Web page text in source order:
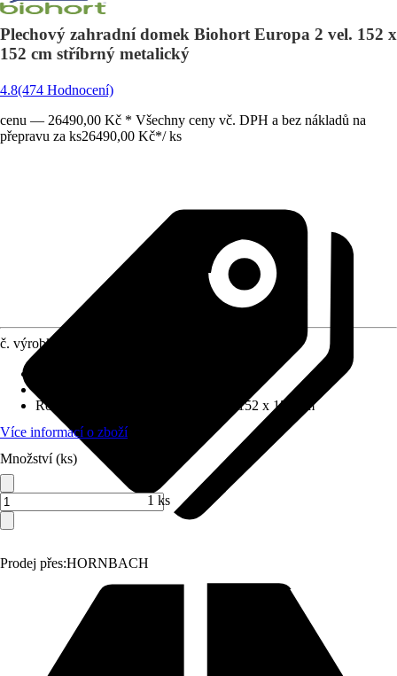
Plechový zahradní domek Biohort Europa 2 vel. 152 x
152 cm stříbrný metalický
4.8(474 Hodnocení)
cenu — 26490,00 Kč * Všechny ceny vč. DPH a bez nákladů na
přepravu za ks26490,00 Kč*/ ks
Prodej přes:HORNBACH
č. výrobku
Rozměry š x h bez přesahu střechy
152 x 152 cm
Více informací o zboží
Množství (ks)
1 ks